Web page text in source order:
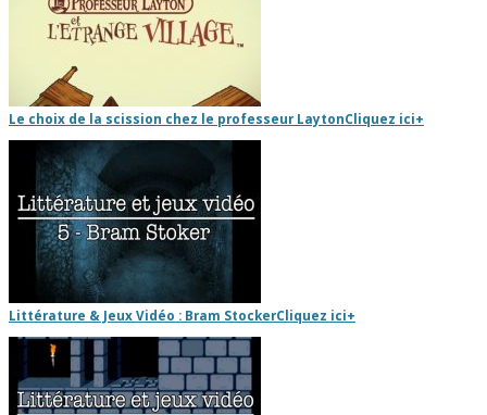
Le choix de la scission chez le professeur LaytonCliquez ici+
Littérature & Jeux Vidéo : Bram StockerCliquez ici+